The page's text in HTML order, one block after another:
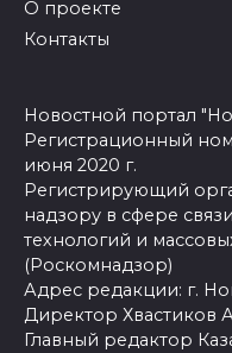
О проекте
Контакты
Новостной портал
Регистрационный
июня 2020 г.
Регистрирующий
надзору в сфере
технологий и
(Роскомнадзор)
Адрес редакции: г.
Директор Хвастиков
Главный редактор